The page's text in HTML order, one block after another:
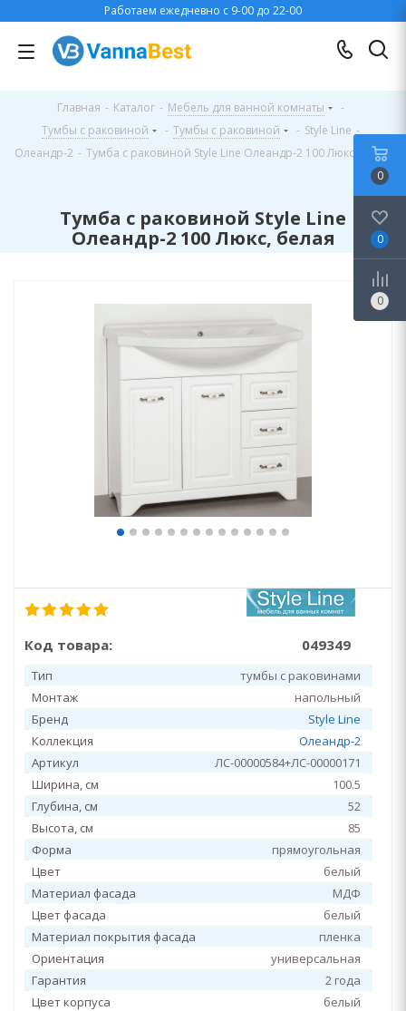
Работаем ежедневно с 9-00 до 22-00
Главная - Каталог - Мебель для ванной комнаты
-
Тумбы с раковиной
- Тумбы с раковиной - Style Line -
Олеандр-2 - Тумба с раковиной Style Line Олеандр-2 100 Люкс, белая
Тумба с раковиной Style Line
Олеандр-2 100 Люкс, белая
Код товара: 049349
Тип
тумбы с раковинами
Монтаж
напольный
Бренд
Style Line
Коллекция
Олеандр-2
Артикул
ЛС-00000584+ЛС-00000171
Ширина, см
100.5
Глубина, см
52
Высота, см
85
Форма
прямоугольная
Цвет
белый
Материал фасада
МДФ
Цвет фасада
белый
Материал покрытия фасада
пленка
Ориентация
универсальная
Гарантия
2 года
Цвет корпуса
белый
0
0
0